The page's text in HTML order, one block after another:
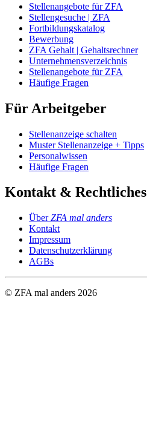
Stellenangebote für ZFA
Stellengesuche | ZFA
Fortbildungskatalog
Bewerbung
ZFA Gehalt | Gehaltsrechner
Unternehmensverzeichnis
Stellenangebote für ZFA
Häufige Fragen
Für Arbeitgeber
Stellenanzeige schalten
Muster Stellenanzeige + Tipps
Personalwissen
Häufige Fragen
Kontakt & Rechtliches
ÜberZFA mal anders
Kontakt
Impressum
Datenschutzerklärung
AGBs
© ZFA mal anders 2026